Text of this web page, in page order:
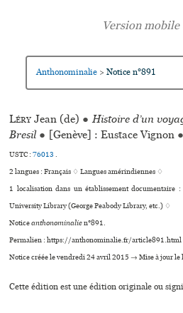
Anthonominalie > Notice n°891
Léry Jean (de) ● Histoire d’un
Bresil ● [Genève] : Eustace Vignon ●
USTC :76013.
2 langues :Français ♢Langues amérindiennes ♢
1 localisation dans un établissement documentaire
University Library (George Peabody Library, etc.) ♢
Noticeanthonominalien°891.
Permalien : https://anthonominalie.fr/article891.html
Notice créée le vendredi 24 avril 2015 → Mise à jour
Cette édition est une édition originale ou